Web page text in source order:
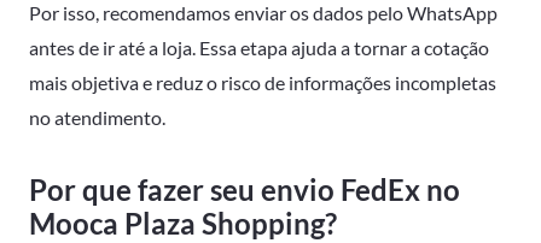
Por isso, recomendamos enviar os dados pelo WhatsApp
antes de ir até a loja. Essa etapa ajuda a tornar a cotação
mais objetiva e reduz o risco de informações incompletas
no atendimento.
Por que fazer seu envio FedEx no
Mooca Plaza Shopping?